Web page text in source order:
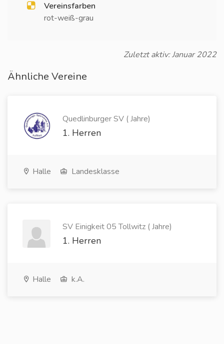
Vereinsfarben
rot-weiß-grau
Zuletzt aktiv: Januar 2022
Ähnliche Vereine
Quedlinburger SV ( Jahre)
1. Herren
Halle Landesklasse
SV Einigkeit 05 Tollwitz ( Jahre)
1. Herren
Halle k.A.